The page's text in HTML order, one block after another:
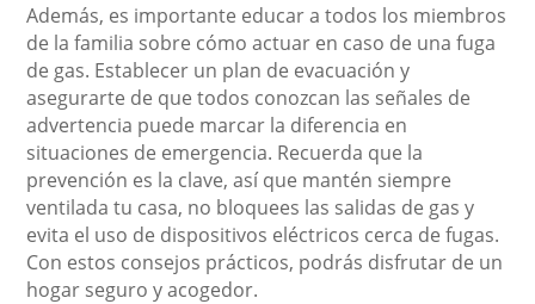
Además, es importante educar a todos los miembros
de la familia sobre cómo actuar en caso de una fuga
de gas. Establecer un plan de evacuación y
asegurarte de que todos conozcan las señales de
advertencia puede marcar la diferencia en
situaciones de emergencia. Recuerda que la
prevención es la clave, así que mantén siempre
ventilada tu casa, no bloquees las salidas de gas y
evita el uso de dispositivos eléctricos cerca de fugas.
Con estos consejos prácticos, podrás disfrutar de un
hogar seguro y acogedor.